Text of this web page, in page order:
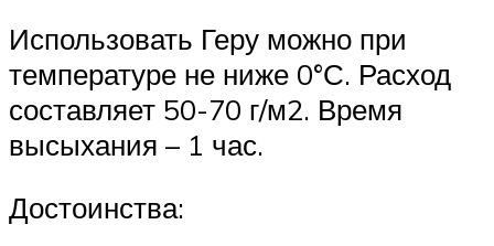
Использовать Геру можно при
температуре не ниже 0°С. Расход
составляет 50-70 г/м2. Время
высыхания – 1 час.
Достоинства: